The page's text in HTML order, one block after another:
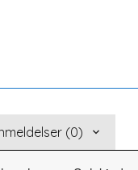
(0)